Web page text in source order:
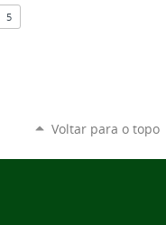
5
Voltar para o topo